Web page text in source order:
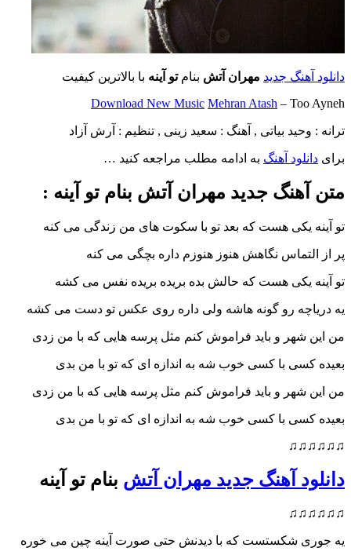
دانلود آهنگ جدید مهران آتش بنام تو آینه با بالاترین کیفیت
Download New Music Mehran Atash – Too Ayneh
ترانه : وحید بیاتی , آهنگ : سعید زینی , تنظیم : آرش آزاد
برای دانلود آهنگ به ادامه مطلب مراجعه کنید …
متن آهنگ جدید مهران آتش بنام تو آینه :
تو آینه یکی هست که بعد تو با سکوت های من زندگی می کنه
پر از التماس نگاهش هنوز هنوزم داره بچگی می کنه
تو آینه یکی هست که حالش بده بریده بریده نفس می کشه
یه دریاچه رو گونه هاشه ولی داره روی عکس تو دست می کشه
من این شهر و باید فراموش کنم مثل پرسه هایی که با من زدی
بعیده کسی با کسی خوب شه به اندازه ای که تو با من بدی
من این شهر و باید فراموش کنم مثل پرسه هایی که با من زدی
بعیده کسی با کسی خوب شه به اندازه ای که تو با من بدی
♫♫♫♫♫♫
دانلود آهنگ جدید مهران آتش بنام تو آینه
♫♫♫♫♫♫
یه جوری شکستست که با دیدنش حتی صورت آینه چین می خوره